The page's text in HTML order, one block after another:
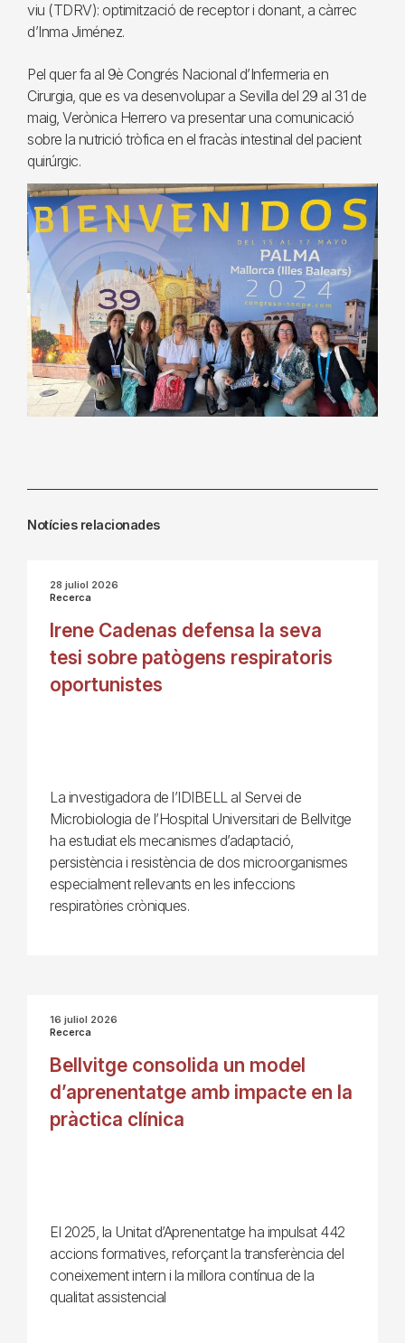
viu (TDRV): optimització de receptor i donant, a càrrec
d’Inma Jiménez.
Pel quer fa al 9è Congrés Nacional d’Infermeria en
Cirurgia, que es va desenvolupar a Sevilla del 29 al 31 de
maig, Verònica Herrero va presentar una comunicació
sobre la nutrició tròfica en el fracàs intestinal del pacient
quirúrgic.
Notícies relacionades
28 juliol 2026
Recerca
Irene Cadenas defensa la seva
tesi sobre patògens respiratoris
oportunistes
La investigadora de l’IDIBELL al Servei de
Microbiologia de l’Hospital Universitari de Bellvitge
ha estudiat els mecanismes d’adaptació,
persistència i resistència de dos microorganismes
especialment rellevants en les infeccions
respiratòries cròniques.
16 juliol 2026
Recerca
Bellvitge consolida un model
d’aprenentatge amb impacte en la
pràctica clínica
El 2025, la Unitat d’Aprenentatge ha impulsat 442
accions formatives, reforçant la transferència del
coneixement intern i la millora contínua de la
qualitat assistencial